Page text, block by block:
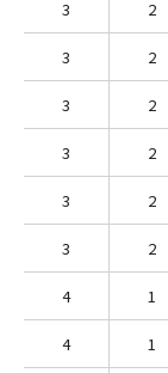
3 2
3 2
3 2
3 2
3 2
3 2
4 1
4 1